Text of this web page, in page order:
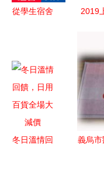
大開幕
從學生宿舍
百貨的采購
與物流價格
指南
2019
區人
盛況
冬日溫情回
義烏市